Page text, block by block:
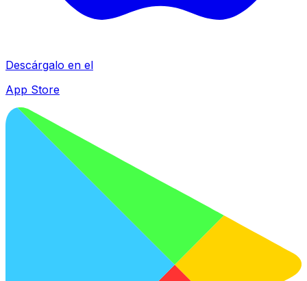
Descárgalo en el
App Store